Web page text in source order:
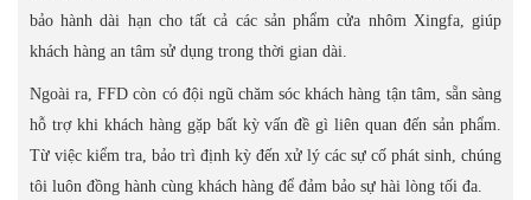
bảo hành dài hạn cho tất cả các sản phẩm cửa nhôm Xingfa, giúp
khách hàng an tâm sử dụng trong thời gian dài.
Ngoài ra, FFD còn có đội ngũ chăm sóc khách hàng tận tâm, sẵn sàng
hỗ trợ khi khách hàng gặp bất kỳ vấn đề gì liên quan đến sản phẩm.
Từ việc kiểm tra, bảo trì định kỳ đến xử lý các sự cố phát sinh, chúng
tôi luôn đồng hành cùng khách hàng để đảm bảo sự hài lòng tối đa.